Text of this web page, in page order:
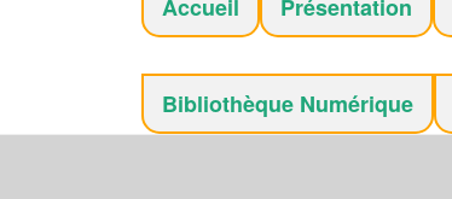
Accueil Présentation
Bibliothèque Numérique